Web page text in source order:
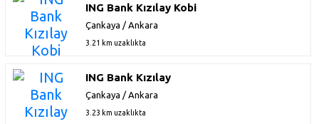
ING Bank Kızılay Kobi
Çankaya / Ankara
3.21 km uzaklıkta
ING Bank Kızılay
Çankaya / Ankara
3.23 km uzaklıkta